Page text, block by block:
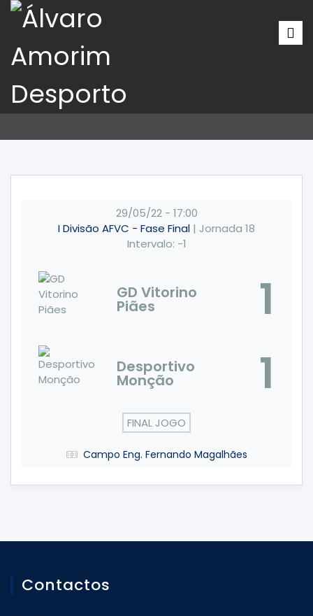
29/05/22 - 17:00
I Divisão AFVC - Fase Final | Jornada 18
Intervalo: -1
GD Vitorino
Piães 1
Desportivo
Monção 1
FINAL JOGO
Campo Eng. Fernando Magalhães
Contactos